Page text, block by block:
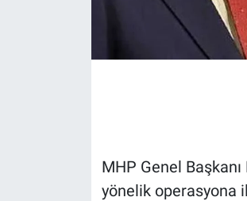
MHP Genel
yönelik operasyona